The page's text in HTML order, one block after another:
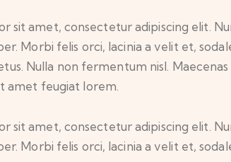
sit amet, consectetur adipiscing elit.
Morbi felis orci, lacinia a velit et,
Nulla non fermentum nisl. Maecenas
amet feugiat lorem.
sit amet, consectetur adipiscing elit.
Morbi felis orci, lacinia a velit et,